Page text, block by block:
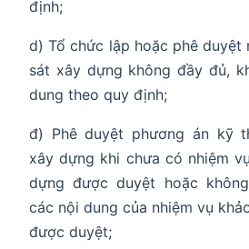
định;
d) Tổ chức lập hoặc phê duyệt
sát xây dựng không đầy đủ,
dung theo quy định;
đ) Phê duyệt phương án kỹ
xây dựng khi chưa có nhiệm
dựng được duyệt hoặc
các nội dung của nhiệm vụ
được duyệt;